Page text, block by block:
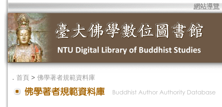
網站導覽
． 首頁 > 佛學著者規範資料庫